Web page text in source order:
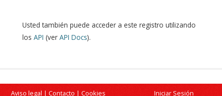
Usted también puede acceder a este registro utilizando
los API (ver API Docs).
Aviso legal | Contacto | Cookies Iniciar Sesión